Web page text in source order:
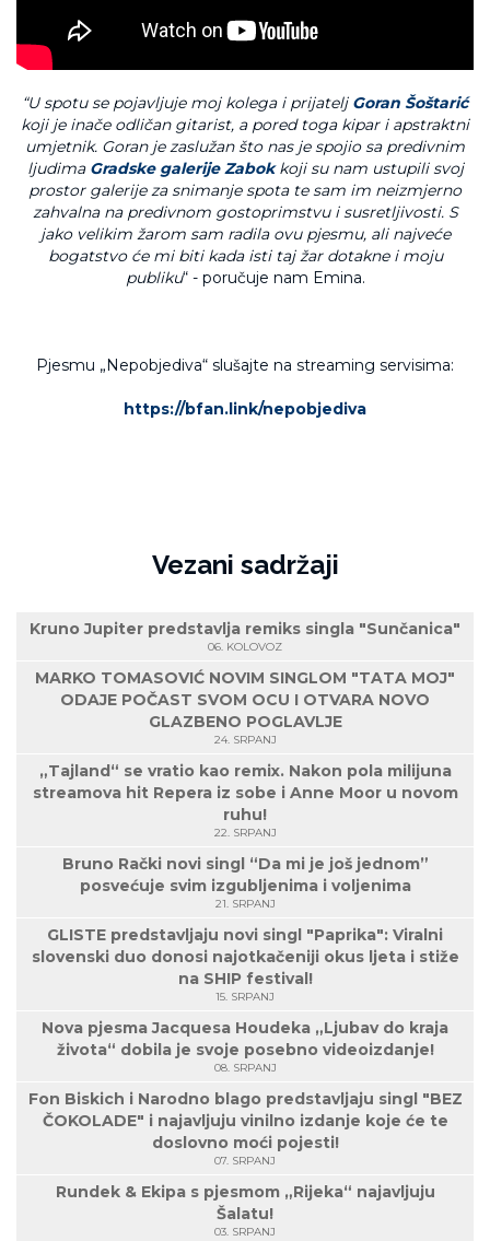
“U spotu se pojavljuje moj kolega i prijatelj Goran Šoštarić
koji je inače odličan gitarist, a pored toga kipar i apstraktni
umjetnik. Goran je zaslužan što nas je spojio sa predivnim
ljudima Gradske galerije Zabokkoji su nam ustupili svoj
prostor galerije za snimanje spota te sam im neizmjerno
zahvalna na predivnom gostoprimstvu i susretljivosti. S
jako velikim žarom sam radila ovu pjesmu, ali najveće
bogatstvo će mi biti kada isti taj žar dotakne i moju
publiku“ - poručuje nam Emina.
Pjesmu „Nepobjediva“ slušajte na streaming servisima:
https://bfan.link/nepobjediva
Vezani sadržaji
Kruno Jupiter predstavlja remiks singla "Sunčanica"
06. KOLOVOZ
MARKO TOMASOVIĆ NOVIM SINGLOM "TATA MOJ"
ODAJE POČAST SVOM OCU I OTVARA NOVO
GLAZBENO POGLAVLJE
24. SRPANJ
„Tajland“ se vratio kao remix. Nakon pola milijuna
streamova hit Repera iz sobe i Anne Moor u novom
ruhu!
22. SRPANJ
Bruno Rački novi singl “Da mi je još jednom”
posvećuje svim izgubljenima i voljenima
21. SRPANJ
GLISTE predstavljaju novi singl "Paprika": Viralni
slovenski duo donosi najotkačeniji okus ljeta i stiže
na SHIP festival!
15. SRPANJ
Nova pjesma Jacquesa Houdeka „Ljubav do kraja
života“ dobila je svoje posebno videoizdanje!
08. SRPANJ
Fon Biskich i Narodno blago predstavljaju singl "BEZ
ČOKOLADE" i najavljuju vinilno izdanje koje će te
doslovno moći pojesti!
07. SRPANJ
Rundek & Ekipa s pjesmom „Rijeka“ najavljuju
Šalatu!
03. SRPANJ